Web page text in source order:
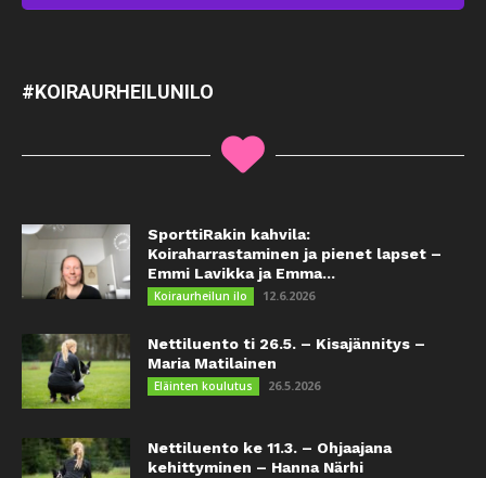
#KOIRAURHEILUNILO
SporttiRakin kahvila:
Koiraharrastaminen ja pienet lapset –
Emmi Lavikka ja Emma...
Koiraurheilun ilo 12.6.2026
Nettiluento ti 26.5. – Kisajännitys –
Maria Matilainen
Eläinten koulutus 26.5.2026
Nettiluento ke 11.3. – Ohjaajana
kehittyminen – Hanna Närhi